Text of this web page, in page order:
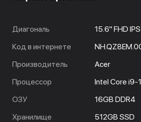
Диагональ
15.6" FHD IPS
Код в интернете
Производитель
Acer
Процессор
Intel Core i9-
ОЗУ
16GB DDR4
Хранилище
512GB SSD